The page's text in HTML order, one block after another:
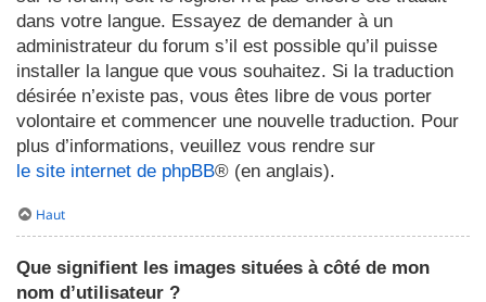
dans votre langue. Essayez de demander à un
administrateur du forum s’il est possible qu’il puisse
installer la langue que vous souhaitez. Si la traduction
désirée n’existe pas, vous êtes libre de vous porter
volontaire et commencer une nouvelle traduction. Pour
plus d’informations, veuillez vous rendre sur
le site internet de phpBB® (en anglais).
Haut
Que signifient les images situées à côté de mon
nom d’utilisateur ?